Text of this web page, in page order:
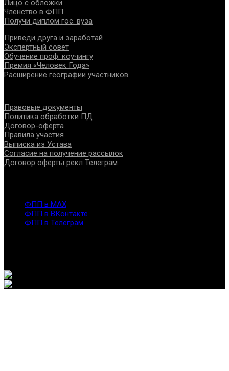
Лицо с обложки
Членство в ФПП
Получи диплом гос. вуза
Приведи друга и заработай
Экспертный совет
Обучение проф. коучингу
Премия «Человек Года»
Расширение географии участников
Правовые документы
Политика обработки ПД
Договор-оферта
Правила участия
Выписка из Устава
Согласие на получение рассылок
Договор оферты рекл Телеграм
ФПП в МАХ
ФПП в ВКонтакте
ФПП в Телеграм